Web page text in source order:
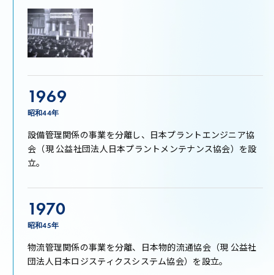
1969
昭和44年
設備管理関係の事業を分離し、日本プラントエンジニア協
会（現 公益社団法人日本プラントメンテナンス協会）を設
立。
1970
昭和45年
物流管理関係の事業を分離、日本物的流通協会（現 公益社
団法人日本ロジスティクスシステム協会）を設立。